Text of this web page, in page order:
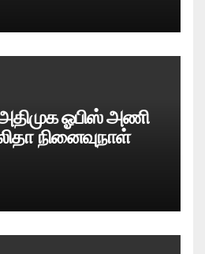
ஓபிஸ் அணி
நினைவுநாள்